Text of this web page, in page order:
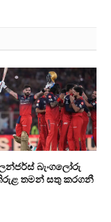
බැංගලෝරු
තමන් සතු කරගනී